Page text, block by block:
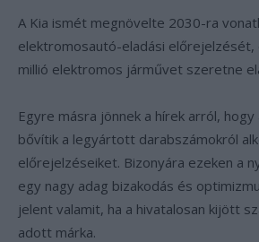
A Kia ismét megnövelte 2030-ra
elektromosautó-eladási előrejelzését,
millió elektromos járművet szeretne
Egyre másra jönnek a hírek arról,
bővítik a legyártott darabszámokról
előrejelzéseiket. Bizonyára ezeken a
egy nagy adag bizakodás és
jelent valamit, ha a hivatalosan kijött
adott márka.